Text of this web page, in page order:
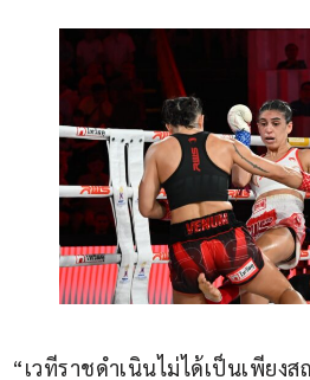
“เวทีราชดำเนินไม่ได้เป็นเพียง